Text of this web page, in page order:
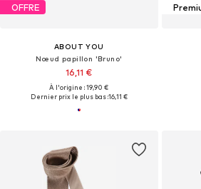
OFFRE
ABOUT YOU
Nœud papillon 'Bruno'
16,11 €
À l'origine : 19,90 €
Dernier prix le plus bas :16,11 €